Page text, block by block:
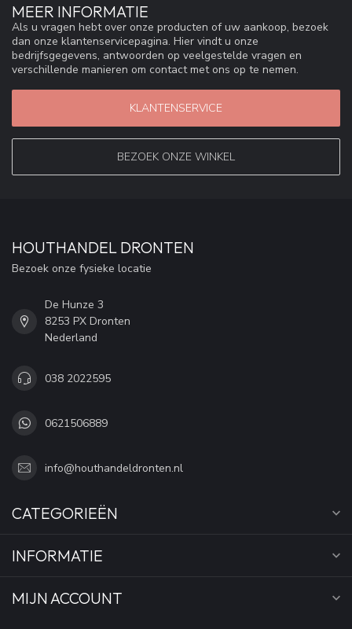
MEER INFORMATIE
Als u vragen hebt over onze producten of uw aankoop, bezoek
dan onze klantenservicepagina. Hier vindt u onze
bedrijfsgegevens, antwoorden op veelgestelde vragen en
verschillende manieren om contact met ons op te nemen.
KLANTENSERVICE
BEZOEK ONZE WINKEL
HOUTHANDEL DRONTEN
Bezoek onze fysieke locatie
De Hunze 3
8253 PX Dronten
Nederland
038 2022595
0621506889
info@houthandeldronten.nl
CATEGORIEËN
INFORMATIE
MIJN ACCOUNT